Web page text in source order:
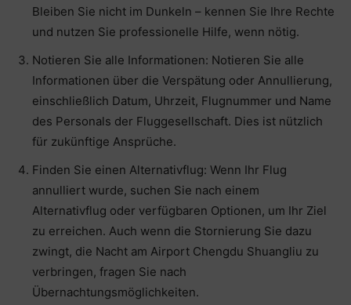
Bleiben Sie nicht im Dunkeln – kennen Sie Ihre Rechte
und nutzen Sie professionelle Hilfe, wenn nötig.
Notieren Sie alle Informationen: Notieren Sie alle
Informationen über die Verspätung oder Annullierung,
einschließlich Datum, Uhrzeit, Flugnummer und Name
des Personals der Fluggesellschaft. Dies ist nützlich
für zukünftige Ansprüche.
Finden Sie einen Alternativflug: Wenn Ihr Flug
annulliert wurde, suchen Sie nach einem
Alternativflug oder verfügbaren Optionen, um Ihr Ziel
zu erreichen. Auch wenn die Stornierung Sie dazu
zwingt, die Nacht am Airport Chengdu Shuangliu zu
verbringen, fragen Sie nach
Übernachtungsmöglichkeiten.